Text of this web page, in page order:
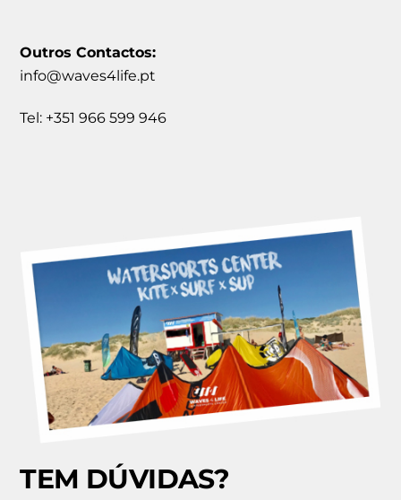
Outros Contactos:
info@waves4life.pt
Tel: +351 966 599 946
TEM DÚVIDAS?